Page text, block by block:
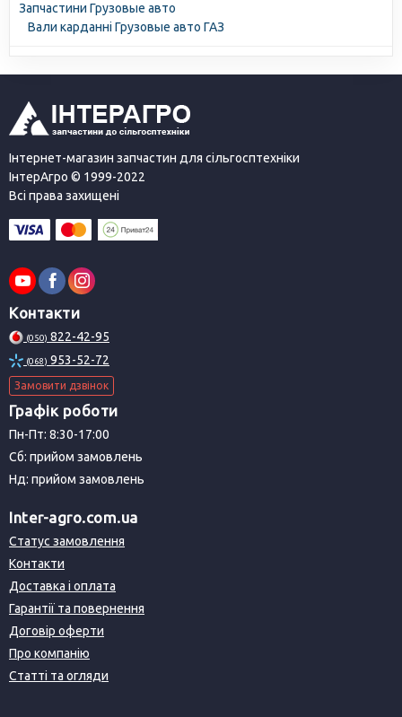
Запчастини Грузовые авто
Вали карданні Грузовые авто ГАЗ
Інтернет-магазин запчастин для сільгосптехніки
ІнтерАгро © 1999-2022
Всі права захищені
Контакти
(050) 822-42-95
(068) 953-52-72
Замовити дзвінок
Графік роботи
Пн-Пт: 8:30-17:00
Сб: прийом замовлень
Нд: прийом замовлень
Inter-agro.com.ua
Статус замовлення
Контакти
Доставка і оплата
Гарантії та повернення
Договір оферти
Про компанію
Статті та огляди